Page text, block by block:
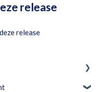
release
release